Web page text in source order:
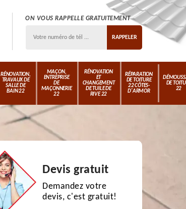
ON VOUS RAPPELLE GRATUITEMENT
RÉNOVATION,
TRAVAUX DE
SALLE DE
BAIN 22
MAÇON,
ENTREPRISE
DE
MAÇONNERIE
22
RÉNOVATION
ET
CHANGEMENT
DE TUILE DE
RIVE 22
RÉPARATION
DE TOITURE
22 CÔTES-
D'ARMOR
DE
22
Devis gratuit
Demandez votre
devis, c'est gratuit!